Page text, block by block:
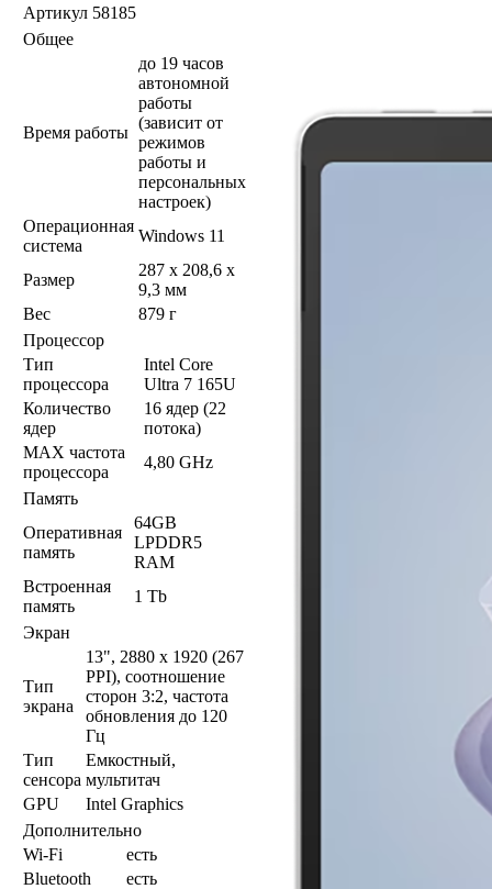
Артикул 58185
Общее
Время работы
до 19 часов
автономной
работы
(зависит от
режимов
работы и
персональных
настроек)
Операционная
система
Windows 11
Размер
287 x 208,6 x
9,3 мм
Вес
879 г
Процессор
Тип
процессора
Intel Core
Ultra 7 165U
Количество
ядер
16 ядер (22
потока)
MAX частота
процессора
4,80 GHz
Память
Оперативная
память
64GB
LPDDR5
RAM
Встроенная
память
1 Tb
Экран
Тип
экрана
13", 2880 x 1920 (267
PPI), соотношение
сторон 3:2, частота
обновления до 120
Гц
Тип
сенсора
Емкостный,
мультитач
GPU
Intel Graphics
Дополнительно
Wi-Fi
есть
Bluetooth
есть